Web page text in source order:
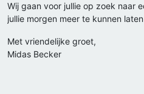
Wij gaan voor jullie op zoek naar
jullie morgen meer te kunnen
Met vriendelijke groet,
Midas Becker